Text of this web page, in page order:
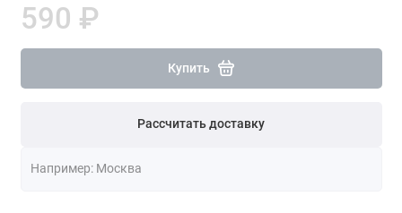
590 ₽
Купить
Рассчитать доставку